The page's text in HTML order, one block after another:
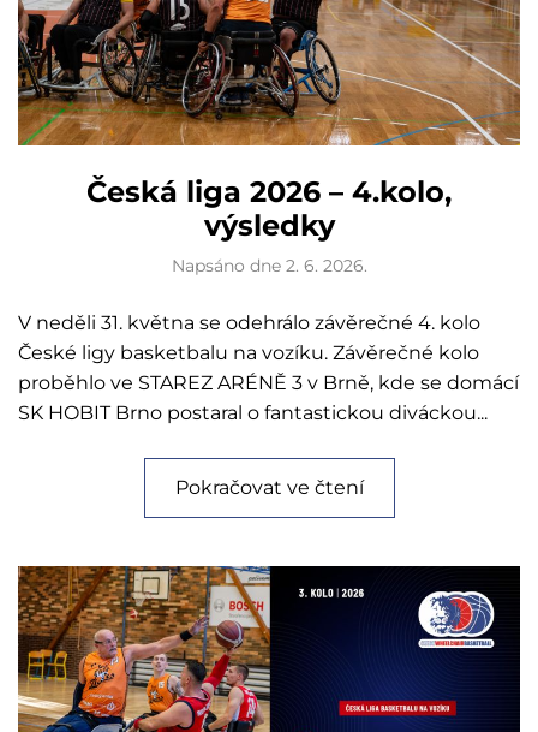
Česká liga 2026 – 4.kolo,
výsledky
Napsáno dne 2. 6. 2026.
V neděli 31. května se odehrálo závěrečné 4. kolo
České ligy basketbalu na vozíku. Závěrečné kolo
proběhlo ve STAREZ ARÉNĚ 3 v Brně, kde se domácí
SK HOBIT Brno postaral o fantastickou diváckou...
Pokračovat ve čtení